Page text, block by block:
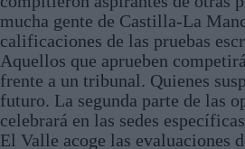
mucha gente de Castilla-La
calificaciones de las pruebas
Aquellos que aprueben
frente a un tribunal. Quienes
futuro. La segunda parte de las
celebrará en las sedes
El Valle acoge las evaluaciones